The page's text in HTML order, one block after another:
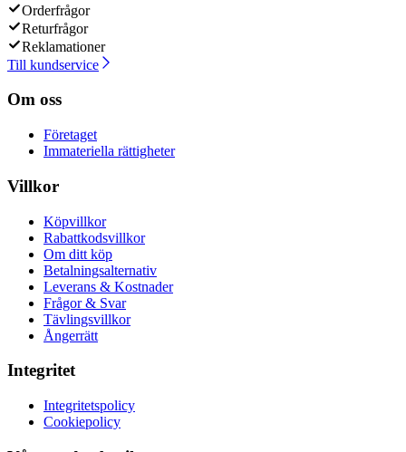
Orderfrågor
Returfrågor
Reklamationer
Till kundservice
Om oss
Företaget
Immateriella rättigheter
Villkor
Köpvillkor
Rabattkodsvillkor
Om ditt köp
Betalningsalternativ
Leverans & Kostnader
Frågor & Svar
Tävlingsvillkor
Ångerrätt
Integritet
Integritetspolicy
Cookiepolicy